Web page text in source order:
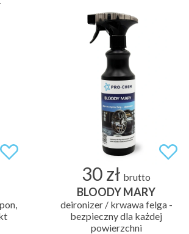
30 zł brutto
BLOODY MARY
deironizer / krwawa felga -
bezpieczny dla każdej
powierzchni